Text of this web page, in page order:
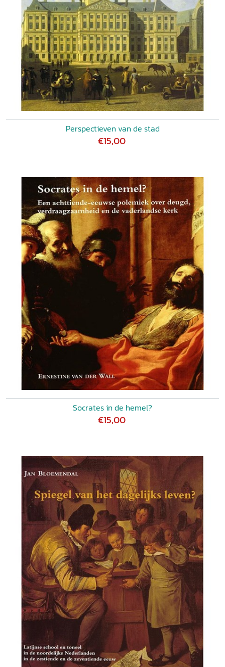
Perspectieven van de stad
€15,00
Socrates in de hemel?
€15,00